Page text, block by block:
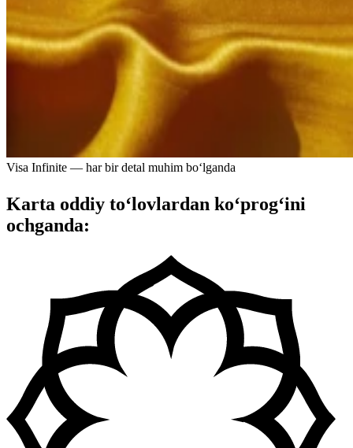
Visa Infinite — har bir detal muhim bo‘lganda
Karta oddiy to‘lovlardan ko‘prog‘ini
ochganda: